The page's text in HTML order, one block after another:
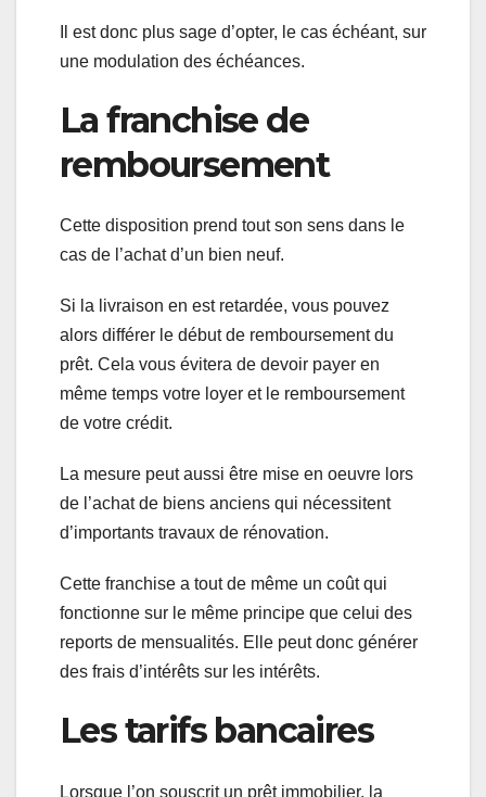
Il est donc plus sage d’opter, le cas échéant, sur
une modulation des échéances.
La franchise de
remboursement
Cette disposition prend tout son sens dans le
cas de l’achat d’un bien neuf.
Si la livraison en est retardée, vous pouvez
alors différer le début de remboursement du
prêt. Cela vous évitera de devoir payer en
même temps votre loyer et le remboursement
de votre crédit.
La mesure peut aussi être mise en oeuvre lors
de l’achat de biens anciens qui nécessitent
d’importants travaux de rénovation.
Cette franchise a tout de même un coût qui
fonctionne sur le même principe que celui des
reports de mensualités. Elle peut donc générer
des frais d’intérêts sur les intérêts.
Les tarifs bancaires
Lorsque l’on souscrit un prêt immobilier, la